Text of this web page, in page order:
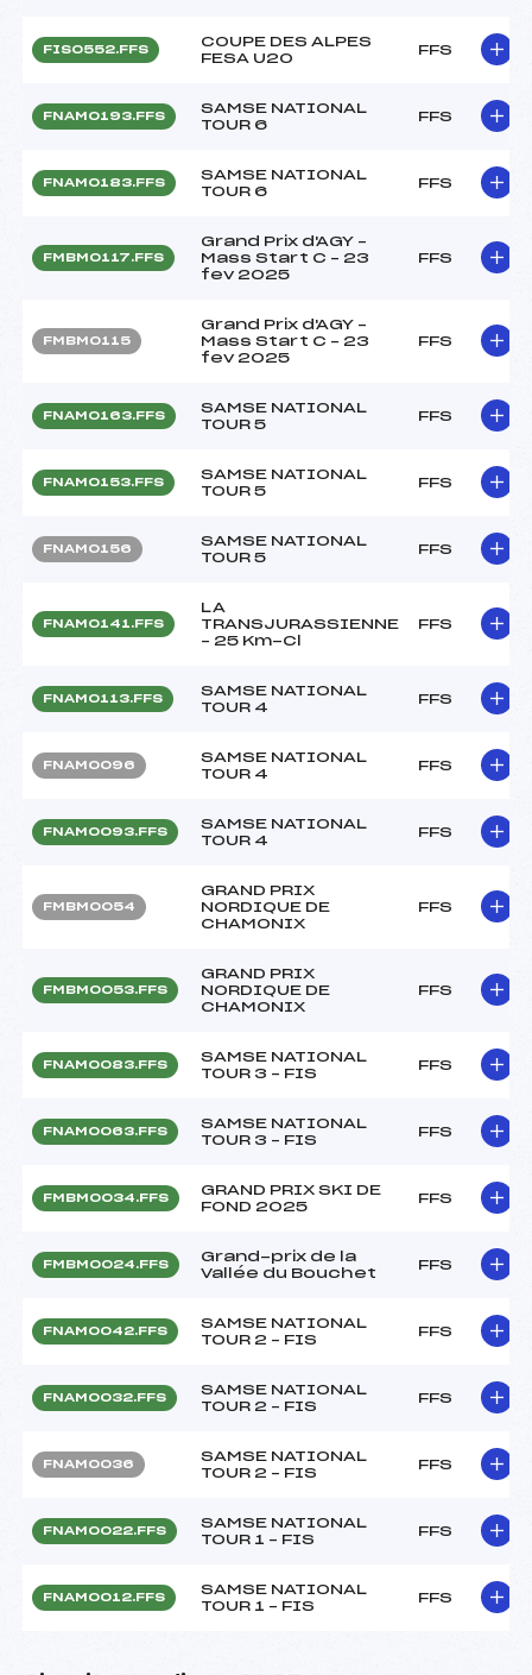
FIS0552.FFS
COUPE DES ALPES
FESA U20
FFS
FNAM0193.FFS
SAMSE NATIONAL
TOUR 6
FFS
FNAM0183.FFS
SAMSE NATIONAL
TOUR 6
FFS
FMBM0117.FFS
Grand Prix d'AGY –
Mass Start C – 23
fev 2025
FFS
FMBM0115
Grand Prix d'AGY –
Mass Start C – 23
fev 2025
FFS
FNAM0163.FFS
SAMSE NATIONAL
TOUR 5
FFS
FNAM0153.FFS
SAMSE NATIONAL
TOUR 5
FFS
FNAM0156
SAMSE NATIONAL
TOUR 5
FFS
FNAM0141.FFS
LA
TRANSJURASSIENNE
– 25 Km-Cl
FFS
FNAM0113.FFS
SAMSE NATIONAL
TOUR 4
FFS
FNAM0096
SAMSE NATIONAL
TOUR 4
FFS
FNAM0093.FFS
SAMSE NATIONAL
TOUR 4
FFS
FMBM0054
GRAND PRIX
NORDIQUE DE
CHAMONIX
FFS
FMBM0053.FFS
GRAND PRIX
NORDIQUE DE
CHAMONIX
FFS
FNAM0083.FFS
SAMSE NATIONAL
TOUR 3 – FIS
FFS
FNAM0063.FFS
SAMSE NATIONAL
TOUR 3 – FIS
FFS
FMBM0034.FFS
GRAND PRIX SKI DE
FOND 2025
FFS
FMBM0024.FFS
Grand-prix de la
Vallée du Bouchet
FFS
FNAM0042.FFS
SAMSE NATIONAL
TOUR 2 – FIS
FFS
FNAM0032.FFS
SAMSE NATIONAL
TOUR 2 – FIS
FFS
FNAM0036
SAMSE NATIONAL
TOUR 2 – FIS
FFS
FNAM0022.FFS
SAMSE NATIONAL
TOUR 1 – FIS
FFS
FNAM0012.FFS
SAMSE NATIONAL
TOUR 1 – FIS
FFS